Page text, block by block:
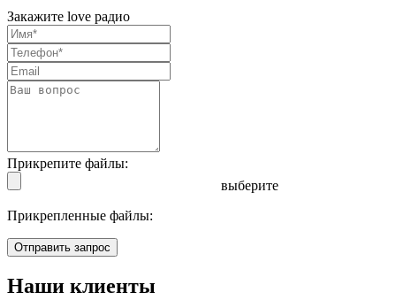
Закажите love радио
Прикрепите файлы:
выберите
Прикрепленные файлы:
Отправить запрос
Наши клиенты